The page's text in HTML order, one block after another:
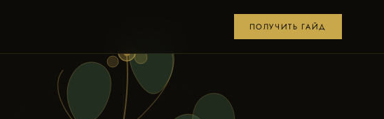
ПОЛУЧИТЬ ГАЙД